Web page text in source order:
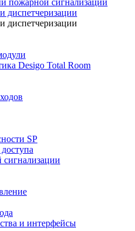
пожарной сигнализации
диспетчеризации
диспетчеризации
Desigo Total Room
SP
и интерфейсы